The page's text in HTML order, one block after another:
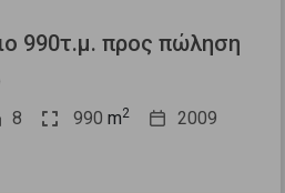
990τ.μ. προς πώληση
8 990 m2 2009